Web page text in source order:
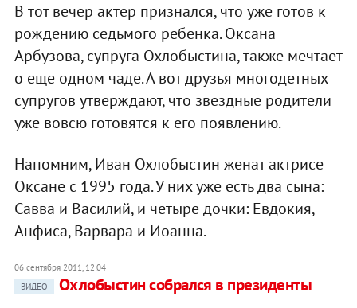
В тот вечер актер признался, что уже готов к
рождению седьмого ребенка. Оксана
Арбузова, супруга Охлобыстина, также мечтает
о еще одном чаде. А вот друзья многодетных
супругов утверждают, что звездные родители
уже вовсю готовятся к его появлению.
Напомним, Иван Охлобыстин женат актрисе
Оксане с 1995 года. У них уже есть два сына:
Савва и Василий, и четыре дочки: Евдокия,
Анфиса, Варвара и Иоанна.
06 сентября 2011, 12:04
ВИДЕО
Охлобыстин собрался в президенты